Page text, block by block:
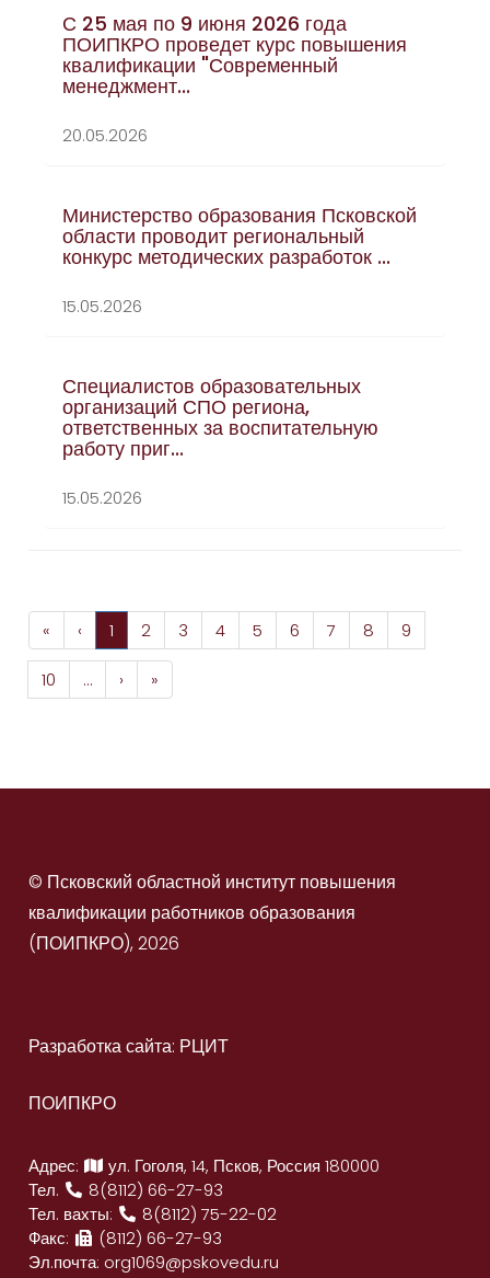
С 25 мая по 9 июня 2026 года
ПОИПКРО проведет курс повышения
квалификации "Современный
менеджмент...
20.05.2026
Министерство образования Псковской
области проводит региональный
конкурс методических разработок ...
15.05.2026
Специалистов образовательных
организаций СПО региона,
ответственных за воспитательную
работу приг...
15.05.2026
« ‹ 1 2 3 4 5 6 7 8 9
10 … › »
© Псковский областной институт повышения
квалификации работников образования
(ПОИПКРО), 2026
Разработка сайта: РЦИТ
ПОИПКРО
Адрес:
ул. Гоголя, 14, Псков, Россия 180000
Тел.
8(8112) 66-27-93
Тел. вахты:
8(8112) 75-22-02
Факс:
(8112) 66-27-93
Эл.почта: org1069@pskovedu.ru